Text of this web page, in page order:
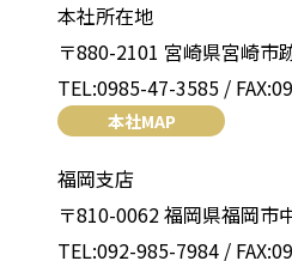
本社所在地
〒880-2101 宮崎県宮崎市
TEL:0985-47-3585 /
本社MAP
福岡支店
〒810-0062 福岡県福岡市
TEL:092-985-7984 /